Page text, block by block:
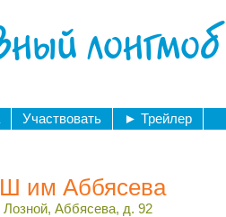
лонгмоб
Участвовать ► Трейлер
им Аббясева
Аббясева, д. 92